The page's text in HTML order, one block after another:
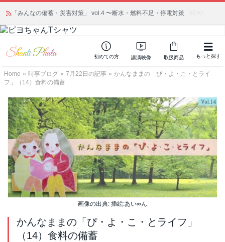
「みんなの備蓄・災害対策」 vol.4 〜断水・燃料不足・停電対策
初めての方 講演映像 取扱商品 もっと探す
Home » 時事ブログ » 7月22日の記事 » かんなままの「ぴ・よ・こ・とライ
フ」（14）食料の備蓄
画像の出典: 挿絵:あい∞ん
かんなままの「ぴ・よ・こ・とライフ」
（14）食料の備蓄